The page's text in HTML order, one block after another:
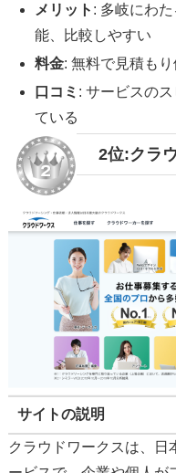
メリット : 多岐にわ
能、比較しやすい
料金: 無料で見積も
口コミ : サービスの
ている
2位:クラ
サイトの説明
クラウドワークスは、日